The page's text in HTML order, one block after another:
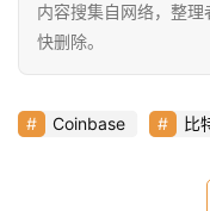
指
数
常
内容搜集自网络，整
快删除。
Coinbase 比